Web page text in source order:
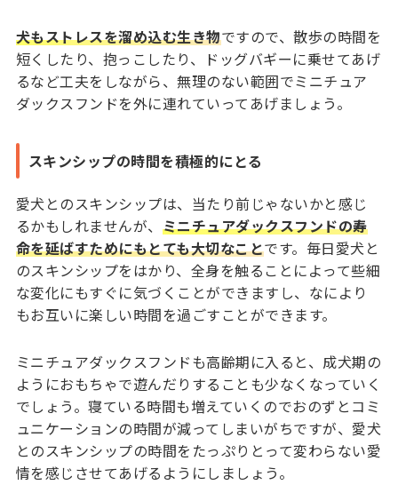
犬もストレスを溜め込む生き物ですので、散歩の時間を
短くしたり、抱っこしたり、ドッグバギーに乗せてあげ
るなど工夫をしながら、無理のない範囲でミニチュア
ダックスフンドを外に連れていってあげましょう。
スキンシップの時間を積極的にとる
愛犬とのスキンシップは、当たり前じゃないかと感じ
るかもしれませんが、 ミニチュアダックスフンドの寿
命を延ばすためにもとても大切なことです。毎日愛犬と
のスキンシップをはかり、全身を触ることによって些細
な変化にもすぐに気づくことができますし、なにより
もお互いに楽しい時間を過ごすことができます。
ミニチュアダックスフンドも高齢期に入ると、成犬期の
ようにおもちゃで遊んだりすることも少なくなっていく
でしょう。寝ている時間も増えていくのでおのずとコミ
ュニケーションの時間が減ってしまいがちですが、愛犬
とのスキンシップの時間をたっぷりとって変わらない愛
情を感じさせてあげるようにしましょう。